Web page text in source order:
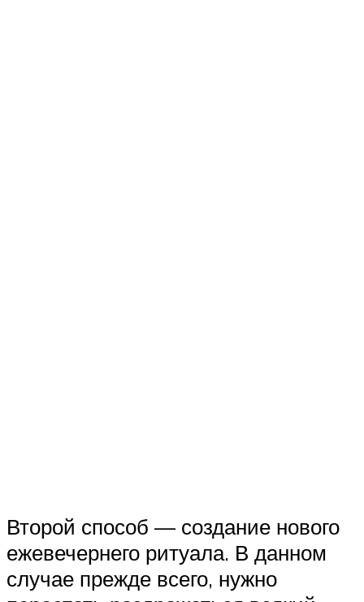
Второй способ — создание нового
ежевечернего ритуала. В данном
случае прежде всего, нужно